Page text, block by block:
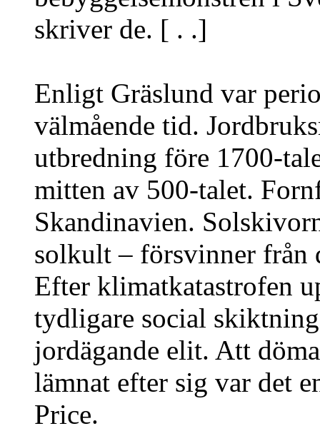
skriver de. [ . .]
Enligt Gräslund var
välmående tid.
utbredning före 1700-
mitten av 500-talet.
Skandinavien.
solkult – försvinner från
Efter klimatkatastrofen
tydligare social
jordägande elit. Att
lämnat efter sig var det
Price.